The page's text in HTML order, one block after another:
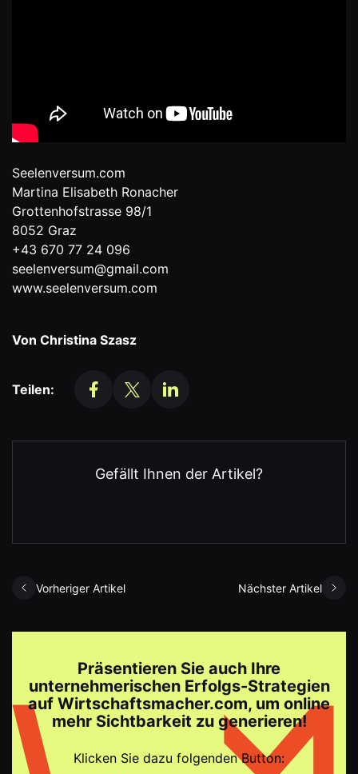
Seelenversum.com
Martina Elisabeth Ronacher
Grottenhofstrasse 98/1
8052 Graz
+43 670 77 24 096
seelenversum@gmail.com
www.seelenversum.com
Von Christina Szasz
Teilen:
Gefällt Ihnen der Artikel?
Vorheriger Artikel Nächster Artikel
Präsentieren Sie auch Ihre
unternehmerischen Erfolgs-Strategien
auf Wirtschaftsmacher.com, um online
mehr Sichtbarkeit zu generieren!
Klicken Sie dazu folgenden Button: